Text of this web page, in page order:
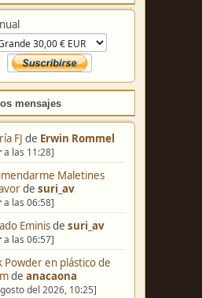
mensajes
FJ de Erwin Rommel
a las 11:28]
Maletines
de suri_av
a las 06:58]
Eminisde suri_av
a las 06:57]
Powder en plástico de
de anacaona
del 2026, 10:25]